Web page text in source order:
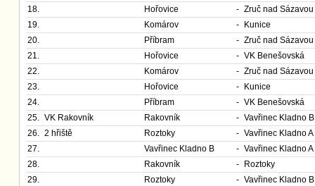
18.
Hořovice - Zruč nad Sázavou
19.
Komárov - Kunice
20.
Příbram - Zruč nad Sázavou
21.
Hořovice - VK Benešovská
22.
Komárov - Zruč nad Sázavou
23.
Hořovice - Kunice
24.
Příbram - VK Benešovská
25. VK Rakovník Rakovník - Vavřinec Kladno B
26. 2 hřiště Roztoky - Vavřinec Kladno A
27.
Vavřinec Kladno B - Vavřinec Kladno A
28.
Rakovník - Roztoky
29.
Roztoky - Vavřinec Kladno B